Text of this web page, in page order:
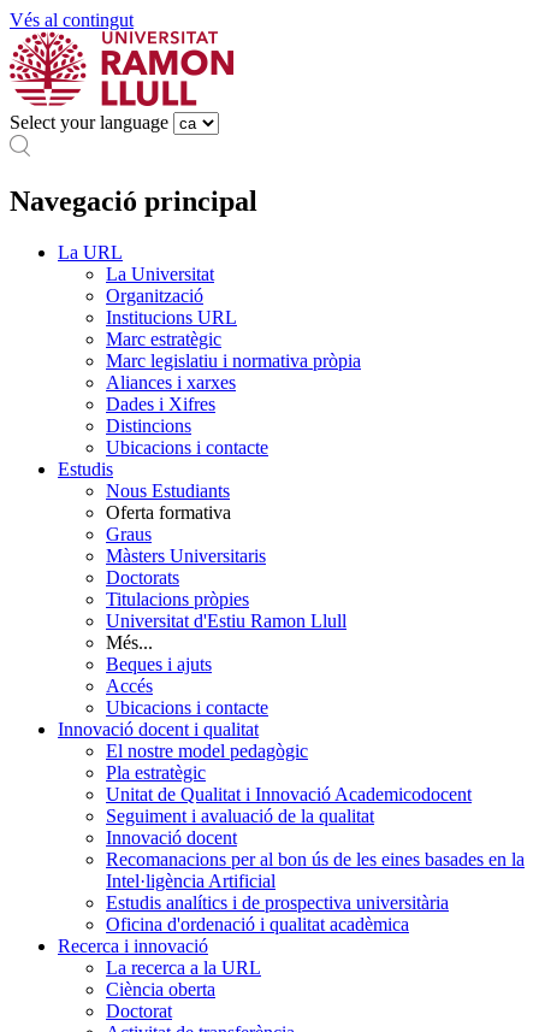
Vés al contingut
Select your language
Navegació principal
La URL
La Universitat
Organització
Institucions URL
Marc estratègic
Marc legislatiu i normativa pròpia
Aliances i xarxes
Dades i Xifres
Distincions
Ubicacions i contacte
Estudis
Nous Estudiants
Oferta formativa
Graus
Màsters Universitaris
Doctorats
Titulacions pròpies
Universitat d'Estiu Ramon Llull
Més...
Beques i ajuts
Accés
Ubicacions i contacte
Innovació docent i qualitat
El nostre model pedagògic
Pla estratègic
Unitat de Qualitat i Innovació Academicodocent
Seguiment i avaluació de la qualitat
Innovació docent
Recomanacions per al bon ús de les eines basades en la
Intel·ligència Artificial
Estudis analítics i de prospectiva universitària
Oficina d'ordenació i qualitat acadèmica
Recerca i innovació
La recerca a la URL
Ciència oberta
Doctorat